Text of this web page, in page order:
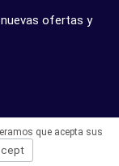
ofertas y
que acepta sus